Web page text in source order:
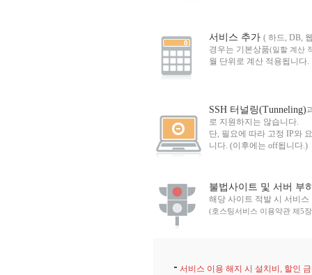
서비스 추가 ( 하드, DB,
경우는 기본상품(일할 계산
월 단위로 계산 적용됩니다.
SSH 터널링(Tunneling)
로 지원하지는 않습니다.
단, 필요에 따라 고정 IP와
니다. (이후에는 off됩니다.)
불법사이트 및 서버 부
해당 사이트 적발 시 서비
(호스팅서비스 이용약관 제5
서비스 이용 해지 시 설치비, 할인